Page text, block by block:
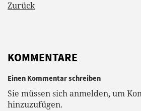
Zurück
KOMMENTARE
Einen Kommentar schreiben
Sie müssen sich anmelden, um
hinzuzufügen.